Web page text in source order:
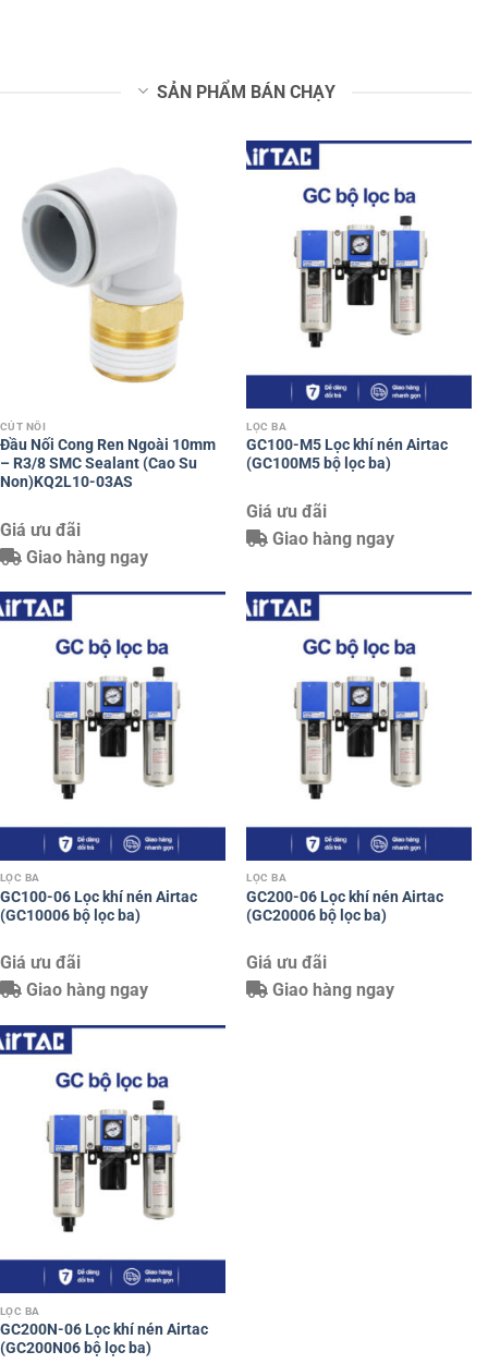
SẢN PHẨM BÁN CHẠY
CÚT NỐI
Đầu Nối Cong Ren Ngoài 10mm
– R3/8 SMC Sealant (Cao Su
Non)KQ2L10-03AS
Giá ưu đãi
Giao hàng ngay
LỌC BA
GC100-M5 Lọc khí nén Airtac
(GC100M5 bộ lọc ba)
Giá ưu đãi
Giao hàng ngay
LỌC BA
GC100-06 Lọc khí nén Airtac
(GC10006 bộ lọc ba)
Giá ưu đãi
Giao hàng ngay
LỌC BA
GC200-06 Lọc khí nén Airtac
(GC20006 bộ lọc ba)
Giá ưu đãi
Giao hàng ngay
LỌC BA
GC200N-06 Lọc khí nén Airtac
(GC200N06 bộ lọc ba)